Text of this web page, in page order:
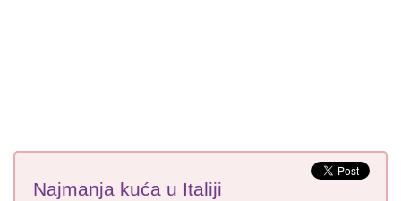
Najmanja kuća u Italiji